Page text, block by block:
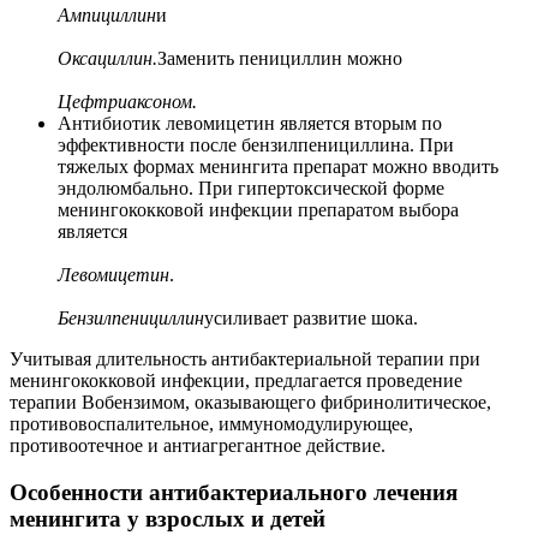
Ампициллини
Оксациллин.Заменить пенициллин можно
Цефтриаксоном.
Антибиотик левомицетин является вторым по
эффективности после бензилпенициллина. При
тяжелых формах менингита препарат можно вводить
эндолюмбально. При гипертоксической форме
менингококковой инфекции препаратом выбора
является
Левомицетин.
Бензилпенициллинусиливает развитие шока.
Учитывая длительность антибактериальной терапии при
менингококковой инфекции, предлагается проведение
терапии Вобензимом, оказывающего фибринолитическое,
противовоспалительное, иммуномодулирующее,
противоотечное и антиагрегантное действие.
Особенности антибактериального лечения
менингита у взрослых и детей